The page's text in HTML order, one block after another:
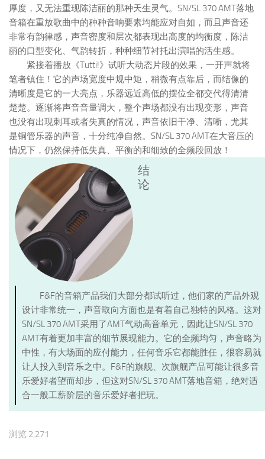
厚度，又无法重现陈洁丽的那种天生灵气。SN/SL 370 AMT落地
音箱在重放歌曲中的种种音响要素均能应对自如，而且声音还
非常有韵律感，声音密度和层次都表现出高度的均衡度，陈洁
丽的口型变化、气韵转折，种种细节衬托出演唱的活生感。
紧接着播放《Tutti!》试听大动态片段的效果，一开声就将
笔者镇住！它的声场宽度中规中矩，稍微有点靠后，而结像的
清晰度是它的一大亮点，乐器远近高低的摆位全都交代得清清
楚楚。逐渐将声音音量调大，整个声场都没有出现变形，声音
也没有出现刺耳或者失真的情况，声音依旧干净、清晰，尤其
是铜管乐器的声音，十分纯净自然。SN/SL 370 AMT在大音压的
情况下，仍然保持低失真、平衡的和细致的全频段回放！
结
论
F&F的音箱产品我们大部分都试听过，他们家的产品外观
设计非常统一，声音取向方面也是有着自己独特的风格。这对
SN/SL 370 AMT采用了AMT气动高音单元，因此让SN/SL 370
AMT有着更加丰富的细节展现能力。它的全频均匀，声音略为
中性，有大场面的应付能力，任何音乐它都能胜任，很容易就
让人投入到音乐之中。F&F的旗舰、次旗舰产品可能让很多音
乐爱好者望而却步，但这对SN/SL 370 AMT落地音箱，绝对适
合一般工薪阶层的音乐爱好者把玩。
浏览 2,271